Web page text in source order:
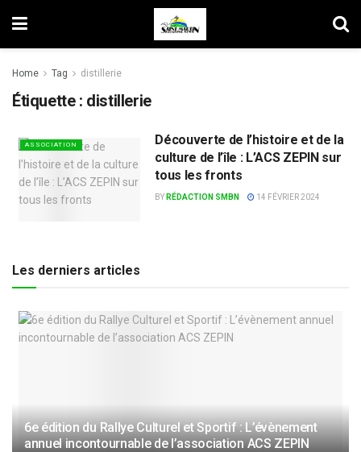
Home Tag distillerie
Étiquette : distillerie
ASSOCIATION
Découverte de l’histoire et de la
culture de l’île : L’ACS ZEPIN sur
tous les fronts
BY RÉDACTION SMBN 14 FÉVRIER 2024
Les derniers articles
6e édition du Rallye Culturel et Sportif : L’évènement
annuel incontournable de l’association ACS ZEPIN